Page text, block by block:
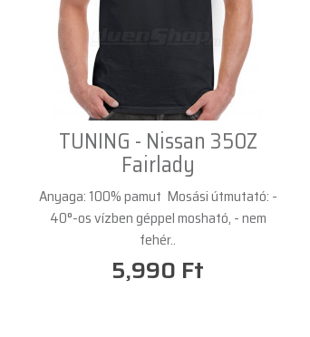
TUNING - Nissan 350Z
Fairlady
Anyaga: 100% pamut Mosási útmutató: -
40°-os vízben géppel mosható, - nem
fehér..
5,990 Ft